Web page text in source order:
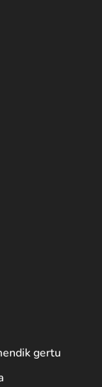
gertu